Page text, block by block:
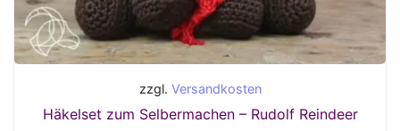
zzgl. Versandkosten
Häkelset zum Selbermachen – Rudolf Reindeer